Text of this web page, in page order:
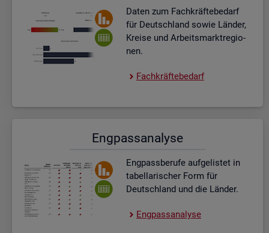
Daten zum Fach­kräf­te­be­darf
für Deutsch­land sowie Län­der,
Krei­se und Ar­beits­markt­re­gio­
nen.
Fach­kräf­te­be­darf
Eng­pass­ana­ly­se
Eng­pass­be­ru­fe auf­ge­lis­tet in
ta­bel­la­ri­scher Form für
Deutsch­land und die Län­der.
Eng­pass­ana­ly­se